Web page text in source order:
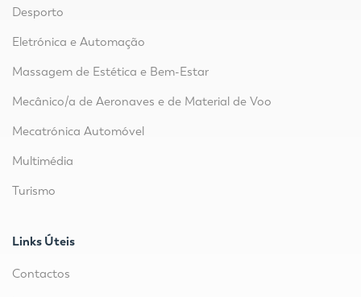
Desporto
Eletrónica e Automação
Massagem de Estética e Bem-Estar
Mecânico/a de Aeronaves e de Material de Voo
Mecatrónica Automóvel
Multimédia
Turismo
Links Úteis
Contactos